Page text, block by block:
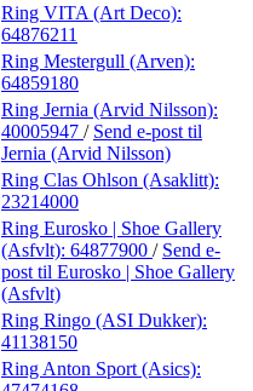
Ring VITA (Art Deco):
64876211
Ring Mestergull (Arven):
64859180
Ring Jernia (Arvid Nilsson):
40005947 / Send e-post til
Jernia (Arvid Nilsson)
Ring Clas Ohlson (Asaklitt):
23214000
Ring Eurosko | Shoe Gallery
(Asfvlt): 64877900 / Send e-
post til Eurosko | Shoe Gallery
(Asfvlt)
Ring Ringo (ASI Dukker):
41138150
Ring Anton Sport (Asics):